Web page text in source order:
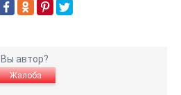
Вы автор?
Жалоба